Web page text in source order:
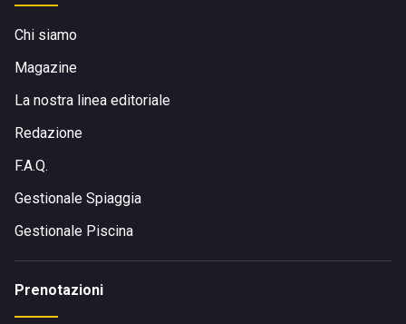
Chi siamo
Magazine
La nostra linea editoriale
Redazione
F.A.Q.
Gestionale Spiaggia
Gestionale Piscina
Prenotazioni